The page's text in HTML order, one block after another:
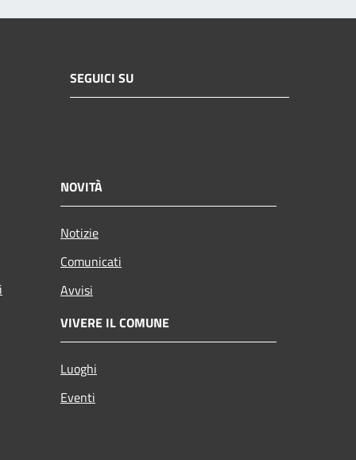
SEGUICI SU
NOVITÀ
Notizie
Comunicati
Avvisi
VIVERE IL COMUNE
Luoghi
Eventi